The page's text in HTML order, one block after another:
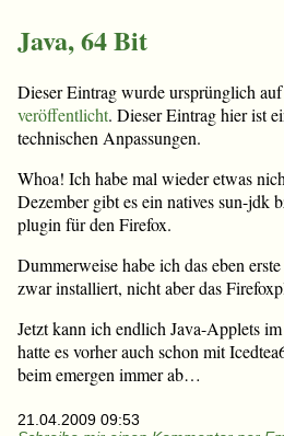
Java, 64 Bit
Dieser Eintrag wurde ursprünglich
veröffentlicht. Dieser Eintrag hier ist
technischen Anpassungen.
Whoa! Ich habe mal wieder etwas
Dezember gibt es ein natives sun-jdk
plugin für den Firefox.
Dummerweise habe ich das eben
zwar installiert, nicht aber das
Jetzt kann ich endlich Java-Applets
hatte es vorher auch schon mit
beim emergen immer ab…
21.04.2009 09:53